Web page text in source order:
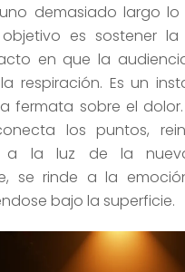
demasiado largo
objetivo es sostener
en que la
respiración. Es un
fermata sobre el dolor.
los puntos,
a la luz de la
se rinde a la
bajo la superficie.